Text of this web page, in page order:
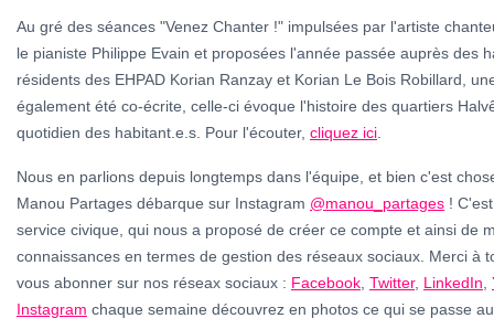
Au gré des séances "Venez Chanter !" impulsées par l'artiste
le pianiste Philippe Evain et proposées l'année passée auprès des
résidents des EHPAD Korian Ranzay et Korian Le Bois Robillard,
également été co-écrite, celle-ci évoque l'histoire des quartiers
quotidien des habitant.e.s. Pour l'écouter, cliquez ici
Nous en parlions depuis longtemps dans l'équipe, et bien c'est
Manou Partages débarque sur Instagram @manou_partages !
service civique, qui nous a proposé de créer ce compte et ainsi de
connaissances en termes de gestion des réseaux sociaux. Merci à
vous abonner sur nos réseax sociaux : Facebook Twitter, LinkedIn
Instagram chaque semaine découvrez en photos ce qui se passe